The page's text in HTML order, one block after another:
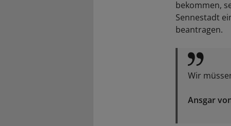
bekommen,
Sennestadt
beantragen.
Wir
Ansgar